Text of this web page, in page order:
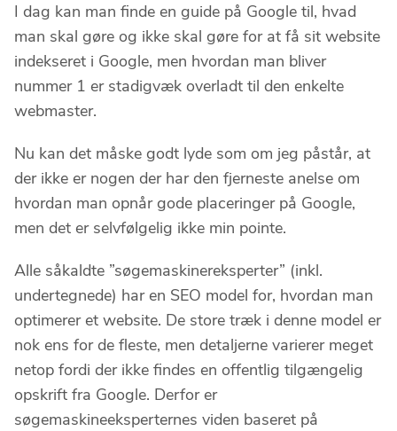
I dag kan man finde en guide på Google til, hvad
man skal gøre og ikke skal gøre for at få sit website
indekseret i Google, men hvordan man bliver
nummer 1 er stadigvæk overladt til den enkelte
webmaster.
Nu kan det måske godt lyde som om jeg påstår, at
der ikke er nogen der har den fjerneste anelse om
hvordan man opnår gode placeringer på Google,
men det er selvfølgelig ikke min pointe.
Alle såkaldte ”søgemaskinereksperter” (inkl.
undertegnede) har en SEO model for, hvordan man
optimerer et website. De store træk i denne model er
nok ens for de fleste, men detaljerne varierer meget
netop fordi der ikke findes en offentlig tilgængelig
opskrift fra Google. Derfor er
søgemaskineeksperternes viden baseret på